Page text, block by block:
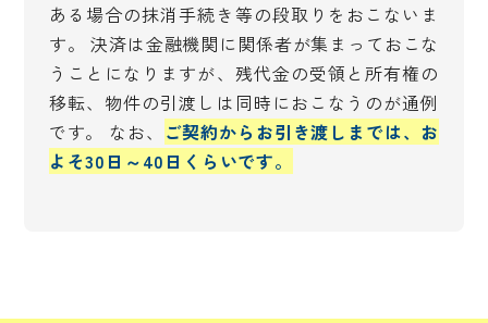
ある場合の抹消手続き等の段取りをおこないま
す。 決済は金融機関に関係者が集まっておこな
うことになりますが、残代金の受領と所有権の
移転、物件の引渡しは同時におこなうのが通例
です。 なお、 ご契約からお引き渡しまでは、お
よそ30日～40日くらいです。